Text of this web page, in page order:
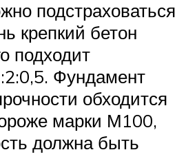
подстраховаться
крепкий бетон
подходит
Фундамент
обходится
марки М100,
должна быть